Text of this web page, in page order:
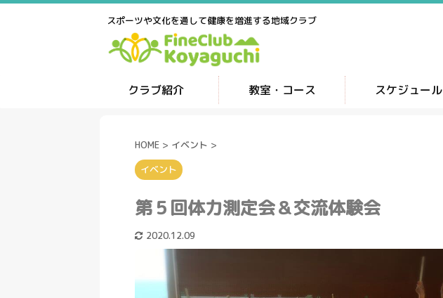
スポーツや文化を通して健康を増進する地域クラブ
クラブ紹介 教室・コース スケジュール
HOME > イベント >
イベント
第５回体力測定会＆交流体験会
2020.12.09